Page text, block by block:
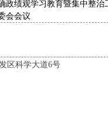
政绩观学习教育暨集中整治
会会议
区科学大道6号